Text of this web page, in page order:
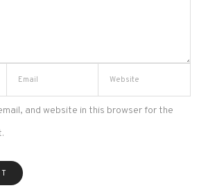
and website in this browser for the